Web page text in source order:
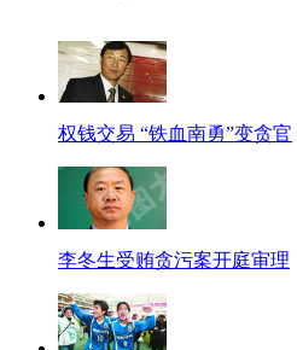
权钱交易 “铁血南勇”变贪官
李冬生受贿贪污案开庭审理